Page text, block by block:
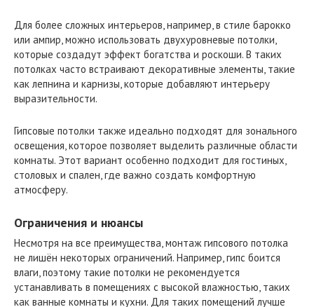
Для более сложных интерьеров, например, в стиле барокко
или ампир, можно использовать двухуровневые потолки,
которые создадут эффект богатства и роскоши. В таких
потолках часто встраивают декоративные элементы, такие
как лепнина и карнизы, которые добавляют интерьеру
выразительности.
Гипсовые потолки также идеально подходят для зонального
освещения, которое позволяет выделить различные области
комнаты. Этот вариант особенно подходит для гостиных,
столовых и спален, где важно создать комфортную
атмосферу.
Ограничения и нюансы
Несмотря на все преимущества, монтаж гипсового потолка
не лишён некоторых ограничений. Например, гипс боится
влаги, поэтому такие потолки не рекомендуется
устанавливать в помещениях с высокой влажностью, таких
как ванные комнаты и кухни. Для таких помещений лучше